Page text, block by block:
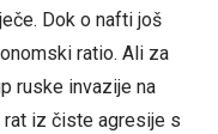
Dok o nafti još
ratio. Ali za
ruske invazije na
rat iz čiste agresije s